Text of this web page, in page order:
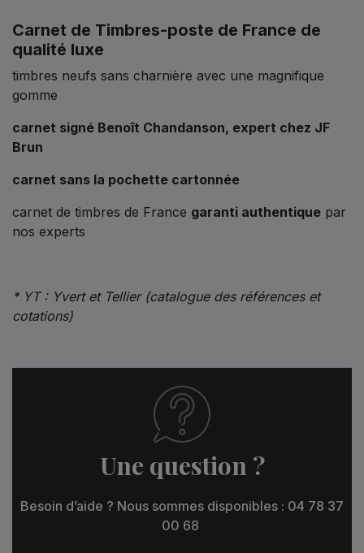
Carnet de Timbres-poste de France de
qualité luxe
timbres neufs sans charnière avec une magnifique
gomme
carnet signé Benoît Chandanson, expert chez JF
Brun
carnet sans la pochette cartonnée
carnet de timbres de France garanti authentique par
nos experts
* YT : Yvert et Tellier (catalogue des références et
cotations)
Une question ?
Besoin d’aide ? Nous sommes disponibles : 04 78 37
00 68